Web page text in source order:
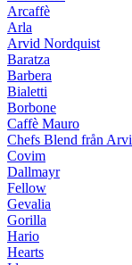
Arcaffè
Arla
Arvid Nordquist
Baratza
Barbera
Bialetti
Borbone
Caffè Mauro
Chefs Blend från
Covim
Dallmayr
Fellow
Gevalia
Gorilla
Hario
Hearts